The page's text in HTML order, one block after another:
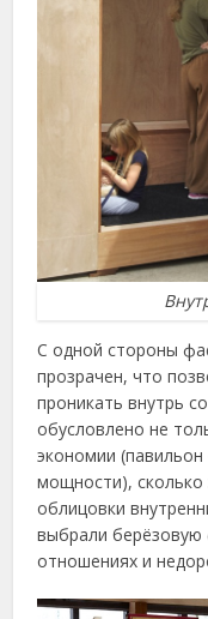
С одной стороны
прозрачен, что
проникать внутрь
обусловлено не
экономии
мощности),
облицовки
выбрали
отношениях и